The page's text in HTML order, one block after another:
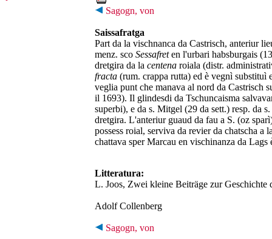
Sagogn, von
Saissafratga
Part da la vischnanca da Castrisch, anteriur
menz. sco Sessafreten l'urbari habsburgais
dretgira da la centenaroiala (distr.
fracta(rum. crappa rutta) ed è vegnì substituì
veglia punt che manava al nord da Castrisch
il 1693). Il glindesdi da Tschuncaisma
superbi), e da s. Mitgel (29 da sett.) resp. da
dretgira. L'anteriur guaud da fau a S. (oz
possess roial, serviva da revier da chatscha a
chattava sper Marcau en vischinanza da Lags
Litteratura:
L. Joos, Zwei kleine Beiträge zur
Adolf Collenberg
Sagogn, von